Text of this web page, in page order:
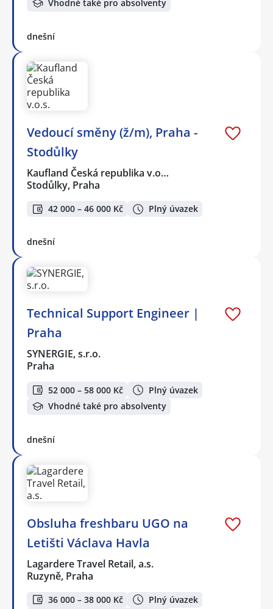
Vhodné také pro absolventy
dnešní
Vedoucí směny (ž/m), Praha -
Stodůlky
Kaufland Česká republika v.o…
Stodůlky, Praha
42 000 – 46 000 Kč Plný úvazek
dnešní
Technical Support Engineer |
Praha
SYNERGIE, s.r.o.
Praha
52 000 – 58 000 Kč
Plný úvazek
Vhodné také pro absolventy
dnešní
Obsluha freshbaru UGO na
Letišti Václava Havla
Lagardere Travel Retail, a.s.
Ruzyně, Praha
36 000 – 38 000 Kč
Plný úvazek